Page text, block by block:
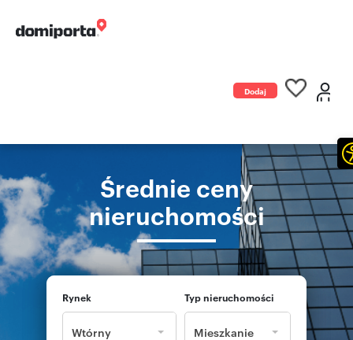
Dodaj
Średnie ceny
nieruchomości
Rynek
Wtórny
Typ nieruchomości
Mieszkanie